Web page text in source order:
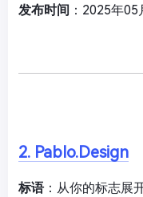
发布时间 ：2025年
2. Pablo.Design
标语：从你的标志展